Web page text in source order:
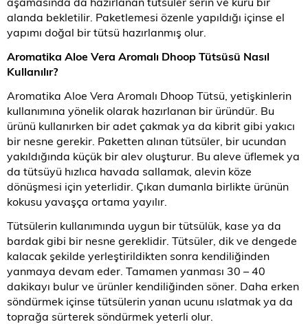
alanda bekletilir. Paketlemesi özenle yapıldığı içinse el
yapımı doğal bir tütsü hazırlanmış olur.
Aromatika Aloe Vera Aromalı Dhoop Tütsüsü Nasıl
Kullanılır?
Aromatika Aloe Vera Aromalı Dhoop Tütsü, yetişkinlerin
kullanımına yönelik olarak hazırlanan bir üründür. Bu
ürünü kullanırken bir adet çakmak ya da kibrit gibi yakıcı
bir nesne gerekir. Paketten alınan tütsüler, bir ucundan
yakıldığında küçük bir alev oluşturur. Bu aleve üflemek ya
da tütsüyü hızlıca havada sallamak, alevin köze
dönüşmesi için yeterlidir. Çıkan dumanla birlikte ürünün
kokusu yavaşça ortama yayılır.
Tütsülerin kullanımında uygun bir tütsülük, kase ya da
bardak gibi bir nesne gereklidir. Tütsüler, dik ve dengede
kalacak şekilde yerleştirildikten sonra kendiliğinden
yanmaya devam eder. Tamamen yanması 30 – 40
dakikayı bulur ve ürünler kendiliğinden söner. Daha erken
söndürmek içinse tütsülerin yanan ucunu ıslatmak ya da
toprağa sürterek söndürmek yeterli olur.